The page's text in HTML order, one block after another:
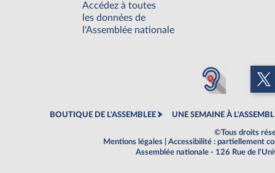
Accédez à toutes
les données de
l'Assemblée nationale
BOUTIQUE DE L'ASSEMBLEE UNE SEMAINE À
©Tous droits
Mentions légales
Accessibilité : partiellement
Assemblée nationale - 126 Rue de